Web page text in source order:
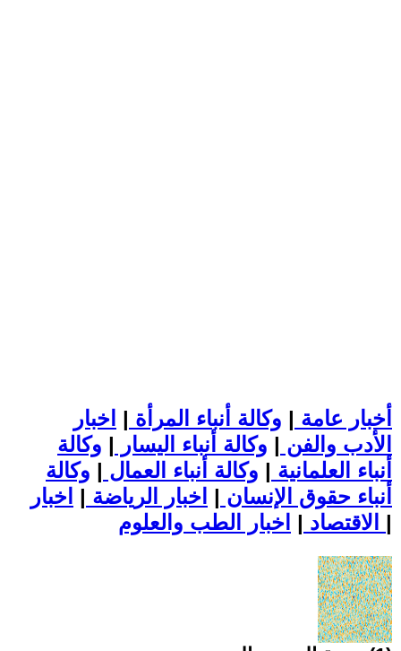
أخبار عامة | وكالة أنباء المرأة | اخبار
الأدب والفن | وكالة أنباء اليسار | وكالة
أنباء العلمانية | وكالة أنباء العمال | وكالة
أنباء حقوق الإنسان | اخبار الرياضة | اخبار
الاقتصاد | |